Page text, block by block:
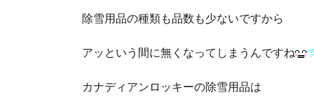
除雪用品の種類も品数も少ないですから
アッという間に無くなってしまうんですね
カナディアンロッキーの除雪用品は